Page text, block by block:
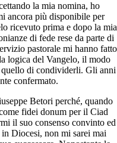
la mia nomina, ho
ancora più disponibile per
ricevuto prima e dopo la mia
di fede rese da parte di
pastorale mi hanno fatto
logica del Vangelo, il modo
di condividerli. Gli anni
confermato.
Betori perché, quando
fidei donum per il Ciad
il suo consenso convinto ed
Diocesi, non mi sarei mai